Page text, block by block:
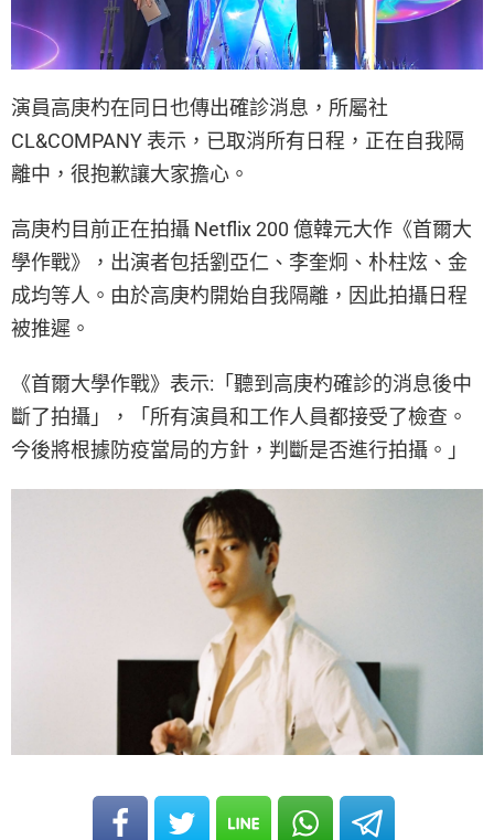
演員高庚杓在同日也傳出確診消息，所屬社
CL&COMPANY 表示，已取消所有日程，正在自我隔
離中，很抱歉讓大家擔心。
高庚杓目前正在拍攝 Netflix 200 億韓元大作《首爾大
學作戰》，出演者包括劉亞仁、李奎炯、朴柱炫、金
成均等人。由於高庚杓開始自我隔離，因此拍攝日程
被推遲。
《首爾大學作戰》表示:「聽到高庚杓確診的消息後中
斷了拍攝」，「所有演員和工作人員都接受了檢查。
今後將根據防疫當局的方針，判斷是否進行拍攝。」